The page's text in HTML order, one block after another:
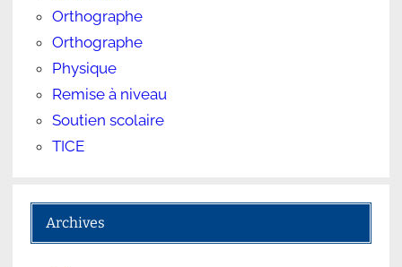
Orthographe
Orthographe
Physique
Remise à niveau
Soutien scolaire
TICE
Archives